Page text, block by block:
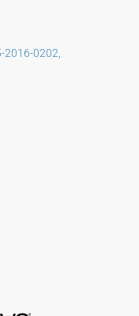
2016-0202,